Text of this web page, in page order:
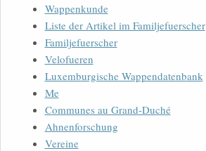
Wappenkunde
Liste der Artikel im Familjefuerscher
Familjefuerscher
Velofueren
Luxemburgische Wappendatenbank
Me
Communes au Grand-Duché
Ahnenforschung
Vereine